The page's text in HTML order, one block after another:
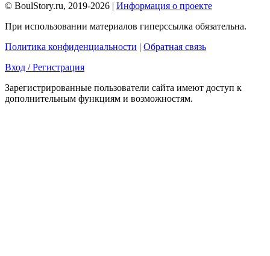
© BoulStory.ru, 2019-2026 | Информация о проекте
При использовании материалов гиперссылка обязательна.
Политика конфиденциальности | Обратная связь
Вход / Регистрация
Зарегистрированные пользователи сайта имеют доступ к
дополнительным функциям и возможностям.